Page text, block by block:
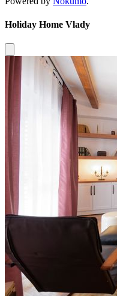
Holiday Home Vlady
Close modal